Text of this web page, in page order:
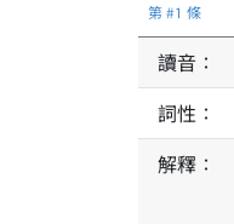
第 #1 條
讀音：
詞性：
解釋：